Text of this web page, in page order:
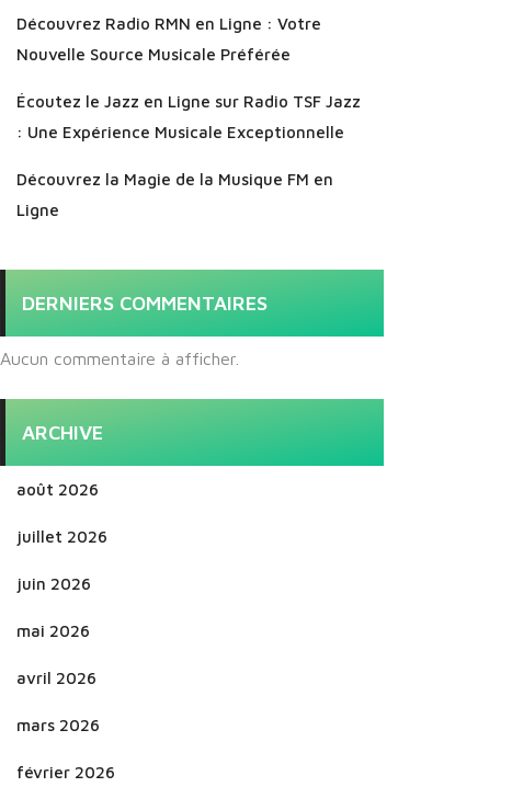
Découvrez Radio RMN en Ligne : Votre
Nouvelle Source Musicale Préférée
Écoutez le Jazz en Ligne sur Radio TSF Jazz
: Une Expérience Musicale Exceptionnelle
Découvrez la Magie de la Musique FM en
Ligne
DERNIERS COMMENTAIRES
Aucun commentaire à afficher.
ARCHIVE
août 2026
juillet 2026
juin 2026
mai 2026
avril 2026
mars 2026
février 2026